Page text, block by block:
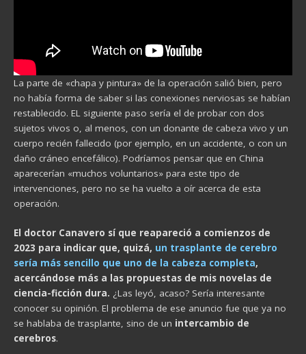
La parte de «chapa y pintura» de la operación salió bien, pero
no había forma de saber si las conexiones nerviosas se habían
restablecido. EL siguiente paso sería el de probar con dos
sujetos vivos o, al menos, con un donante de cabeza vivo y un
cuerpo recién fallecido (por ejemplo, en un accidente, o con un
daño cráneo encefálico). Podríamos pensar que en China
aparecerían «muchos voluntarios» para este tipo de
intervenciones, pero no se ha vuelto a oír acerca de esta
operación.
El doctor Canavero sí que reapareció a comienzos de
2023 para indicar que, quizá, un trasplante de cerebro
sería más sencillo que uno de la cabeza completa,
acercándose más a las propuestas de mis novelas de
ciencia-ficción dura. ¿Las leyó, acaso? Sería interesante
conocer su opinión. El problema de ese anuncio fue que ya no
se hablaba de trasplante, sino de un intercambio de
cerebros.